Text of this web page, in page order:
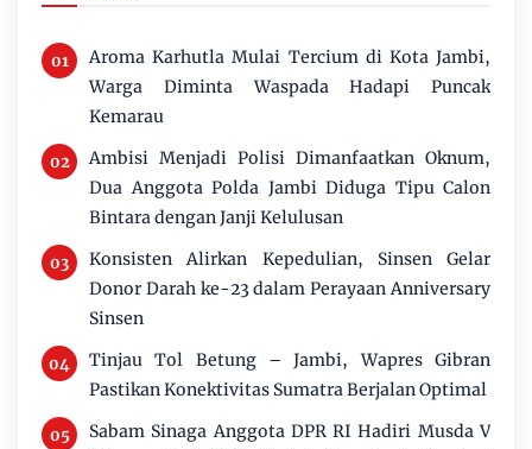
Aroma Karhutla Mulai Tercium di Kota Jambi,
Warga Diminta Waspada Hadapi Puncak
Kemarau
Ambisi Menjadi Polisi Dimanfaatkan Oknum,
Dua Anggota Polda Jambi Diduga Tipu Calon
Bintara dengan Janji Kelulusan
Konsisten Alirkan Kepedulian, Sinsen Gelar
Donor Darah ke-23 dalam Perayaan Anniversary
Sinsen
Tinjau Tol Betung – Jambi, Wapres Gibran
Pastikan Konektivitas Sumatra Berjalan Optimal
Sabam Sinaga Anggota DPR RI Hadiri Musda V